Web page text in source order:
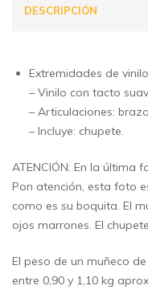
DESCRIPCIÓN
Extremidades de
– Vinilo con tacto
– Articulaciones:
– Incluye: chupete.
ATENCIÓN: En la última
Pon atención, esta foto
como es su boquita. El
ojos marrones. El
El peso de un muñeco
entre 0,90 y 1,10 kg